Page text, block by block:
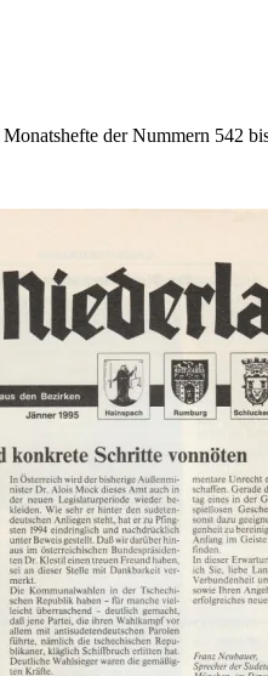
der Nummern 542